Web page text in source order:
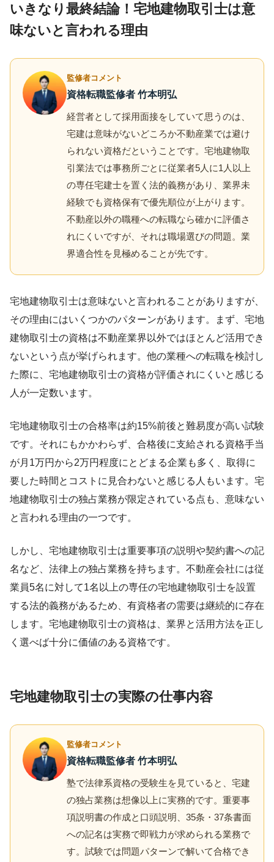
いきなり最終結論！宅地建物取引士は意
味ないと言われる理由
監修者コメント
資格転職監修者 竹本明弘
経営者として採用面接をしていて思うのは、
宅建は意味がないどころか不動産業では避け
られない資格だということです。宅地建物取
引業法では事務所ごとに従業者5人に1人以上
の専任宅建士を置く法的義務があり、業界未
経験でも資格保有で優先順位が上がります。
不動産以外の職種への転職なら確かに評価さ
れにくいですが、それは職場選びの問題。業
界適合性を見極めることが先です。
宅地建物取引士は意味ないと言われることがありますが、
その理由にはいくつかのパターンがあります。まず、宅地
建物取引士の資格は不動産業界以外ではほとんど活用でき
ないという点が挙げられます。他の業種への転職を検討し
た際に、宅地建物取引士の資格が評価されにくいと感じる
人が一定数います。
宅地建物取引士の合格率は約15%前後と難易度が高い試験
です。それにもかかわらず、合格後に支給される資格手当
が月1万円から2万円程度にとどまる企業も多く、取得に
要した時間とコストに見合わないと感じる人もいます。宅
地建物取引士の独占業務が限定されている点も、意味ない
と言われる理由の一つです。
しかし、宅地建物取引士は重要事項の説明や契約書への記
名など、法律上の独占業務を持ちます。不動産会社には従
業員5名に対して1名以上の専任の宅地建物取引士を設置
する法的義務があるため、有資格者の需要は継続的に存在
します。宅地建物取引士の資格は、業界と活用方法を正し
く選べば十分に価値のある資格です。
宅地建物取引士の実際の仕事内容
監修者コメント
資格転職監修者 竹本明弘
塾で法律系資格の受験生を見ていると、宅建
の独占業務は想像以上に実務的です。重要事
項説明書の作成と口頭説明、35条・37条書面
への記名は実務で即戦力が求められる業務で
す。試験では問題パターンで解いて合格でき